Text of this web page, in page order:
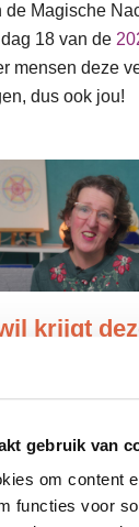
gebruik van
om content
functies voor
de Magische
18 van de
mensen deze
dus ook jou!
krijgt
en lees
de start
de rug is. We